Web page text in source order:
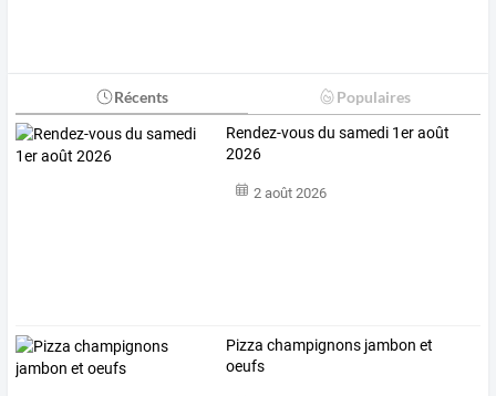
Récents Populaires
Rendez-vous du samedi 1er août
2026
2 août 2026
Pizza champignons jambon et
oeufs